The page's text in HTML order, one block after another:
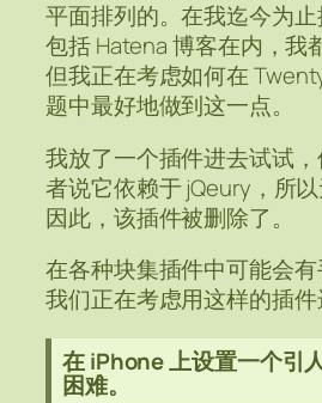
平面排列的。在我迄今为止
包括 Hatena 博客在内，我
但我正在考虑如何在
题中最好地做到这一点。
我放了一个插件进去试试
者说它依赖于 jQeury，所以
因此，该插件被删除了。
在各种块集插件中可能会
我们正在考虑用这样的插件
在 iPhone 上设置一个引
困难。